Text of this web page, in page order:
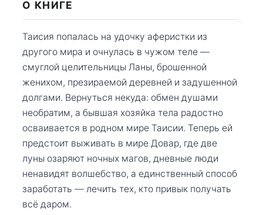
О КНИГЕ
Таисия попалась на удочку аферистки из
другого мира и очнулась в чужом теле —
смуглой целительницы Ланы, брошенной
женихом, презираемой деревней и задушенной
долгами. Вернуться некуда: обмен душами
необратим, а бывшая хозяйка тела радостно
осваивается в родном мире Таисии. Теперь ей
предстоит выживать в мире Довар, где две
луны озаряют ночных магов, дневные люди
ненавидят волшебство, а единственный способ
заработать — лечить тех, кто привык получать
всё даром.